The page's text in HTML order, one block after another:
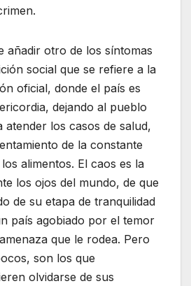
añadir otro de los síntomas
social que se refiere a la
oficial, donde el país es
dejando al pueblo
los casos de salud,
de la constante
alimentos. El caos es la
los ojos del mundo, de que
de su etapa de tranquilidad
país agobiado por el temor
que le rodea. Pero
son los que
olvidarse de sus